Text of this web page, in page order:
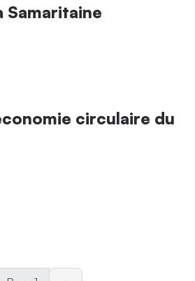
Samaritaine
circulaire du